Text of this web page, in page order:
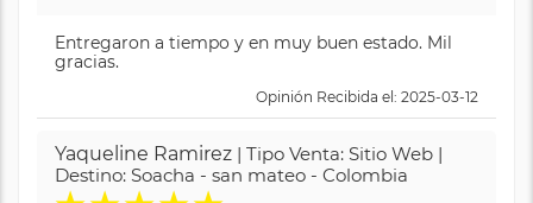
Entregaron a tiempo y en muy buen estado. Mil
gracias.
Opinión Recibida el: 2025-03-12
Yaqueline Ramirez | Tipo Venta: Sitio Web |
Destino: Soacha - san mateo - Colombia